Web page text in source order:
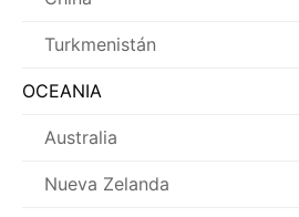
Turkmenistán
OCEANIA
Australia
Nueva Zelanda